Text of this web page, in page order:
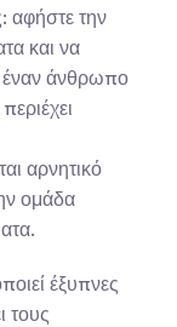
αφήστε την
και να
έναν άνθρωπο
αρνητικό
ομάδα
έξυπνες
τους